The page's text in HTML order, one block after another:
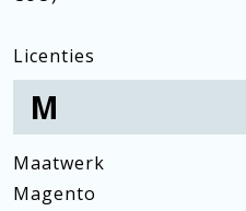
Licenties
M
Maatwerk
Magento